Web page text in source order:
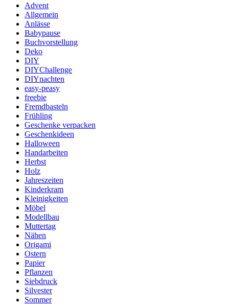
Advent
Allgemein
Anlässe
Babypause
Buchvorstellung
Deko
DIY
DIYChallenge
DIYnachten
easy-peasy
freebie
Fremdbasteln
Frühling
Geschenke verpacken
Geschenkideen
Halloween
Handarbeiten
Herbst
Holz
Jahreszeiten
Kinderkram
Kleinigkeiten
Möbel
Modellbau
Muttertag
Nähen
Origami
Ostern
Papier
Pflanzen
Siebdruck
Silvester
Sommer